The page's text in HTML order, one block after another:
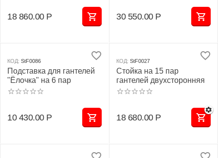
18 860.00 Р 30 550.00 Р
КОД: StF0086
Подставка для гантелей
"Ёлочка" на 6 пар
10 430.00 Р
КОД: StF0027
Стойка на 15 пар
гантелей двухсторонняя
18 680.00 Р